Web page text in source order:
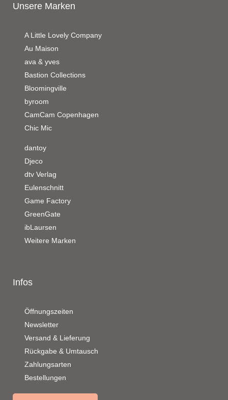
Unsere Marken
A Little Lovely Company
Au Maison
ava & yves
Bastion Collections
Bloomingville
byroom
CamCam Copenhagen
Chic Mic
dantoy
Djeco
dtv Verlag
Eulenschnitt
Game Factory
GreenGate
ibLaursen
Weitere Marken
Infos
Öffnungszeiten
Newsletter
Versand & Lieferung
Rückgabe & Umtausch
Zahlungsarten
Bestellungen